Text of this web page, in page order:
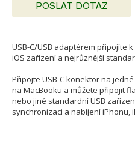
POSLAT DOTAZ
USB-C/USB adaptérem připojíte
iOS zařízení a nejrůznější
Připojte USB-C konektor na
na MacBooku a můžete připojit
nebo jiné standardní USB
synchronizaci a nabíjení iPhonu,